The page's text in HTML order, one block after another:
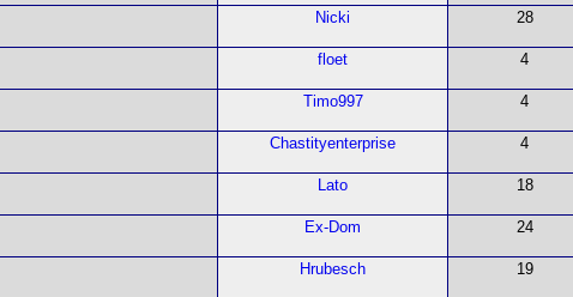
Nicki 28
floet 4
Timo997 4
Chastityenterprise 4
Lato 18
Ex-Dom 24
Hrubesch 19